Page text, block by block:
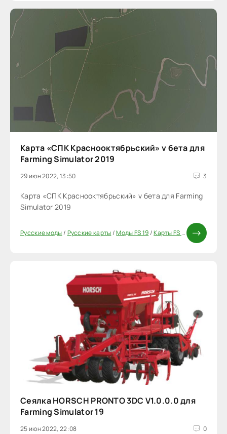
Карта «СПК Краснооктябрьский» v бета для
Farming Simulator 2019
29 июн 2022, 13:50 3
Карта «СПК Краснооктябрьский» v бета для Farming
Simulator 2019
Русские моды/ Русские карты/Моды FS 19/Карты FS 19
Сеялка HORSCH PRONTO 3DC V1.0.0.0 для
Farming Simulator 19
25 июн 2022, 22:08 0